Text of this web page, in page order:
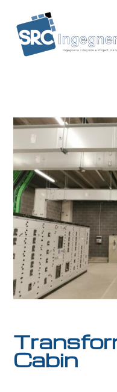
Cabin